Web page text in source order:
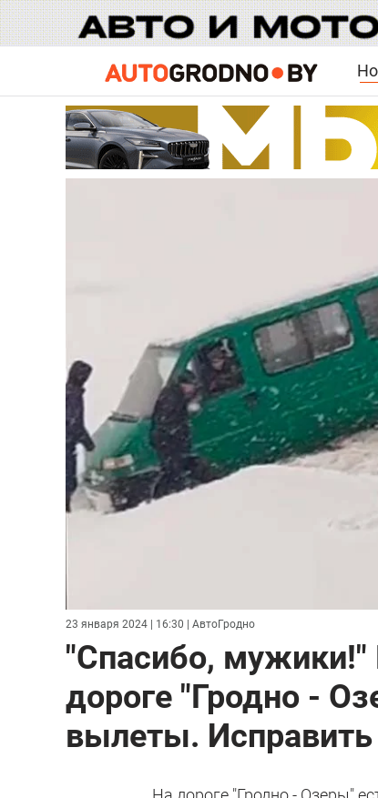
23 января 2024 | 16:30 | АвтоГродно
"Спасибо, мужики!"
дороге "Гродно -
вылеты. Исправить